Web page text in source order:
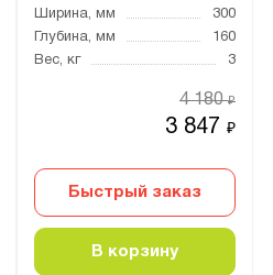
Ширина, мм
300
Глубина, мм
160
Вес, кг
3
3 847₽
4 180₽
Быстрый заказ
В корзину